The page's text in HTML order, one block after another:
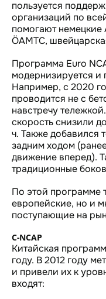
пользуется
организаций по
помогают немецкие
ÖAMTC,
Программа Euro
модернизируется и
Например, с 2020
проводится не с
навстречу
скорость снизили
ч. Также добавился
задним ходом
движение вперед).
традиционные
По этой программе
европейские, но и
поступающие на
C-NCAP
Китайская
году. В 2012 году
и привели их к
входят: